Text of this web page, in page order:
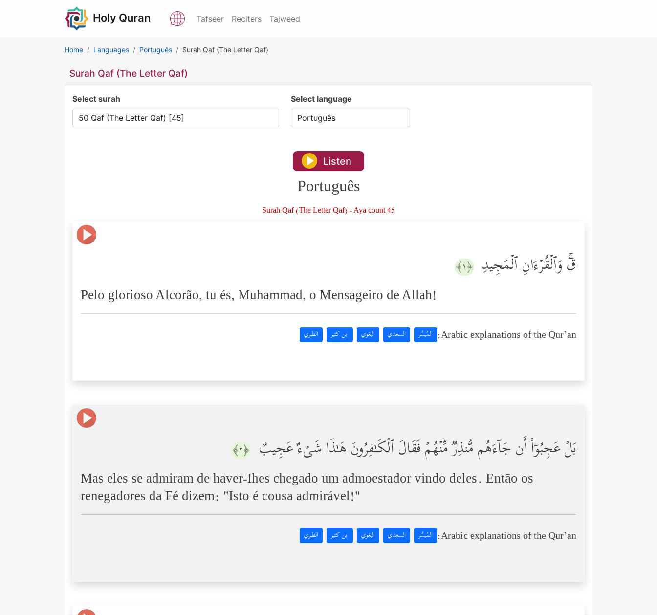
Holy Quran Tafseer Reciters Tajweed
Home Languages Português Surah Qaf (The Letter Qaf)
Surah Qaf (The Letter Qaf)
Select surah Select language
Listen
Português
Surah Qaf (The Letter Qaf) - Aya count 45
قۤۚ وَٱلۡقُرۡءَانِ ٱلۡمَجِیدِ ﴿١﴾
Pelo glorioso Alcorão, tu és, Muhammad, o Mensageiro de Allah!
Arabic explanations of the Qur’an: المُيسَّر السعدي البغوي ابن كثير الطبري
بَلۡ عَجِبُوۤاْ أَن جَاۤءَهُم مُّنذِرࣱ مِّنۡهُمۡ فَقَالَ ٱلۡكَـٰفِرُونَ هَـٰذَا شَیۡءٌ عَجِیبٌ ﴿٢﴾
Mas eles se admiram de haver-Ihes chegado um admoestador vindo deles. Então os
renegadores da Fé dizem: "Isto é cousa admirável!"
Arabic explanations of the Qur’an: المُيسَّر السعدي البغوي ابن كثير الطبري